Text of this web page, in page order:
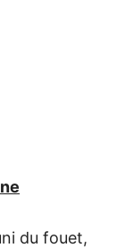
du fouet,